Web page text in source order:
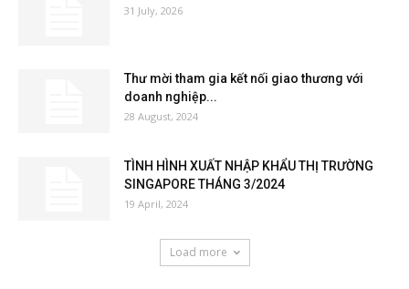
31 July, 2026
Thư mời tham gia kết nối giao thương với
doanh nghiệp...
28 August, 2024
TÌNH HÌNH XUẤT NHẬP KHẨU THỊ TRƯỜNG
SINGAPORE THÁNG 3/2024
19 April, 2024
Load more